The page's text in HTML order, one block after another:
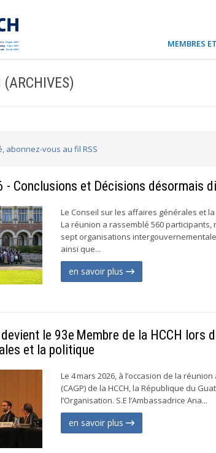
MEMBRES
abonnez-vous au fil RSS
- Conclusions et Décisions désormais
Le Conseil sur les affaires générales et la
La réunion a rassemblé 560 participants,
sept organisations
ainsi que...
en savoir plus
le 93e Membre de la HCCH lors
et la politique
Le 4 mars 2026, à l’occasion de la
(CAGP) de la HCCH, la République du
l’Organisation. S.E l’Ambassadrice Ana...
en savoir plus